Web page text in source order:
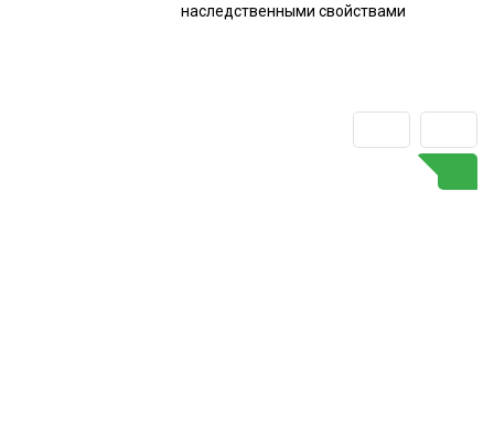
наследственными свойствами